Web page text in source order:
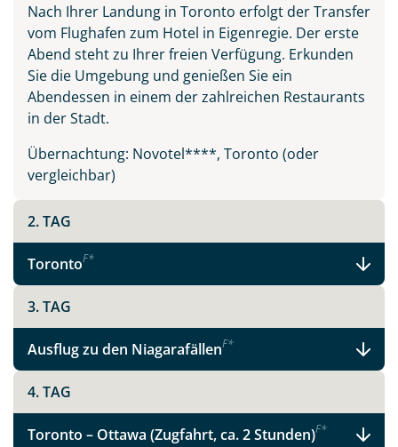
Nach Ihrer Landung in Toronto erfolgt der Transfer
vom Flughafen zum Hotel in Eigenregie. Der erste
Abend steht zu Ihrer freien Verfügung. Erkunden
Sie die Umgebung und genießen Sie ein
Abendessen in einem der zahlreichen Restaurants
in der Stadt.
Übernachtung: Novotel****, Toronto (oder
vergleichbar)
2. TAG
TorontoF*
3. TAG
Ausflug zu den NiagarafällenF*
4. TAG
Toronto – Ottawa (Zugfahrt, ca. 2 Stunden)F*